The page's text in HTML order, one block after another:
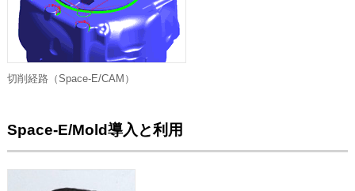
切削経路（Space-E/CAM）
Space-E/Mold導入と利用